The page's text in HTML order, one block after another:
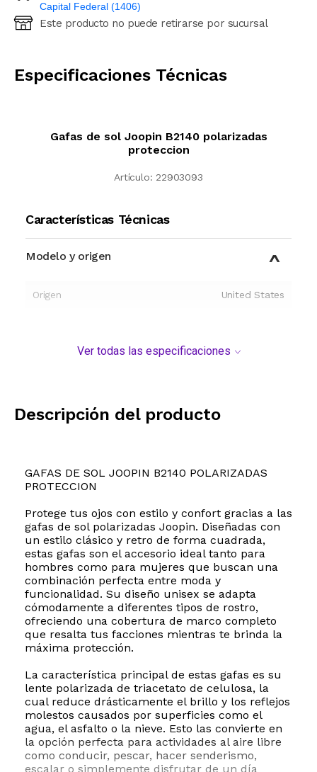
Capital Federal (1406)
Ingresá código postal (sólo números)
Este producto no puede retirarse por sucursal
Especificaciones Técnicas
Gafas de sol Joopin B2140 polarizadas
proteccion
Artículo: 22903093
Características Técnicas
Modelo y origen
Origen United States
Ver todas las especificaciones
Descripción del producto
GAFAS DE SOL JOOPIN B2140 POLARIZADAS
PROTECCION
Protege tus ojos con estilo y confort gracias a las
gafas de sol polarizadas Joopin. Diseñadas con
un estilo clásico y retro de forma cuadrada,
estas gafas son el accesorio ideal tanto para
hombres como para mujeres que buscan una
combinación perfecta entre moda y
funcionalidad. Su diseño unisex se adapta
cómodamente a diferentes tipos de rostro,
ofreciendo una cobertura de marco completo
que resalta tus facciones mientras te brinda la
máxima protección.
La característica principal de estas gafas es su
lente polarizada de triacetato de celulosa, la
cual reduce drásticamente el brillo y los reflejos
molestos causados por superficies como el
agua, el asfalto o la nieve. Esto las convierte en
la opción perfecta para actividades al aire libre
como conducir, pescar, hacer senderismo,
escalar o simplemente disfrutar de un día